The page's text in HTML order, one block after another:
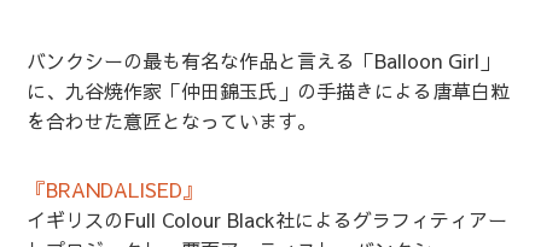
バンクシーの最も有名な作品と言える「Balloon Girl」
に、九谷焼作家「仲田錦玉氏」の手描きによる唐草白粒
を合わせた意匠となっています。
『BRANDALISED』
イギリスのFull Colour Black社によるグラフィティアー